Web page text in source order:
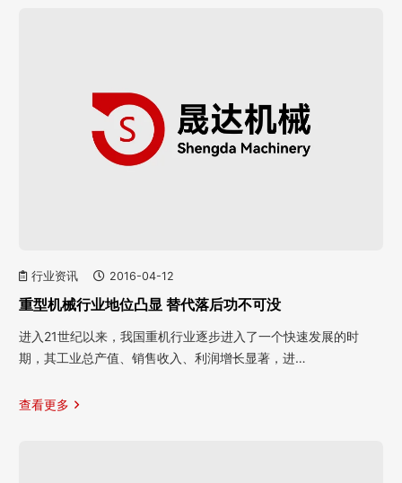
行业资讯 2016-04-12
重型机械行业地位凸显 替代落后功不可没
进入21世纪以来，我国重机行业逐步进入了一个快速发展的时
期，其工业总产值、销售收入、利润增长显著，进…
查看更多